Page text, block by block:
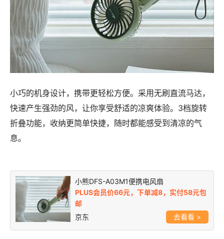
小巧的机身设计，携带更轻松方便。采用无刷直流马达，
快速产生强劲的风，让你享受舒适的凉爽体验。3档旋转
折叠功能，收纳更简单快捷，随时都能感受到清凉的气
息。
小熊DFS-A03M1便携电风扇
PLUS会员价66元，下单减8，实付58元包
邮
京东
>